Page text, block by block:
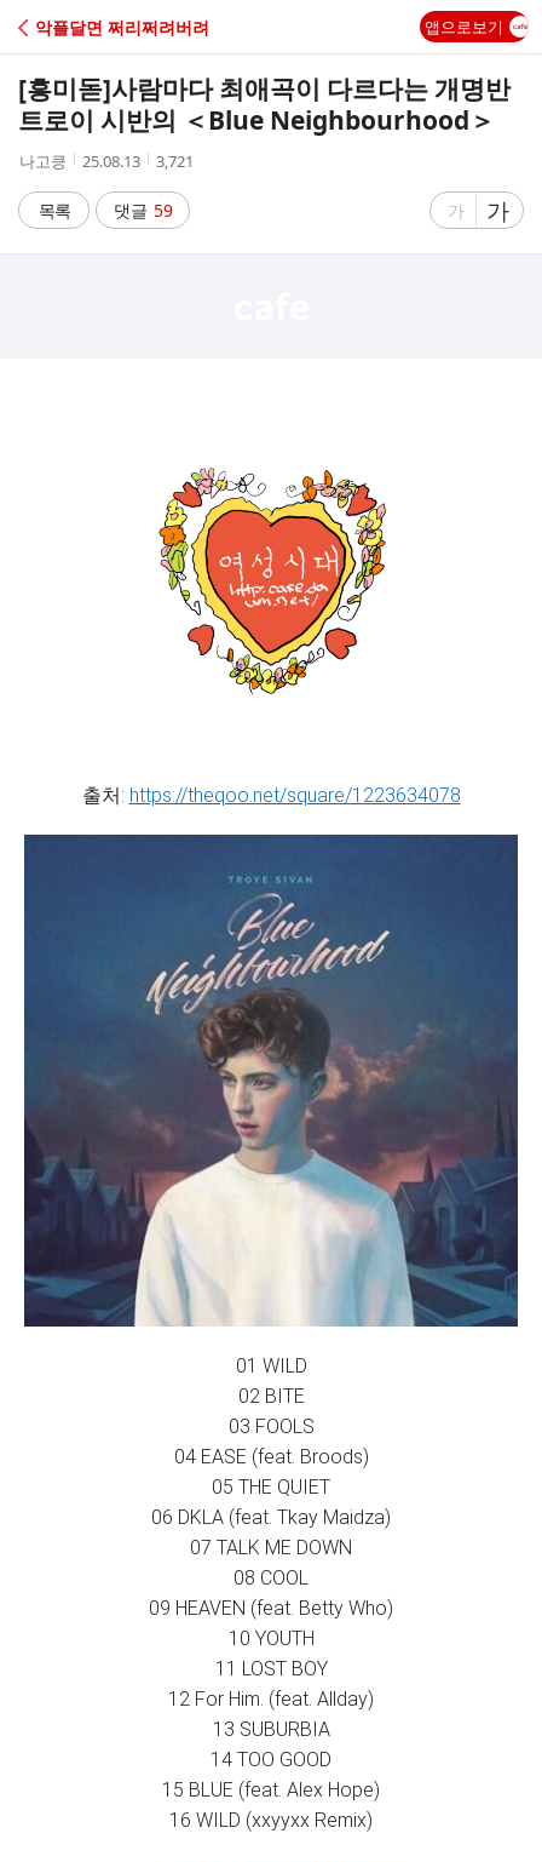
C
A
악플달면 쩌리쩌려버려 앱으로보기
[흥미돋]사람마다 최애곡이 다르다는 개명반
트로이 시반의 ＜Blue Neighbourhood＞
작
자
나고킁
작
시
간
25.08.13
조
수
3,721
목록 댓글 59
글
가
글
자
가
출처: https://theqoo.net/square/1223634078
01 WILD
02 BITE
03 FOOLS
04 EASE (feat. Broods)
05 THE QUIET
06 DKLA (feat. Tkay Maidza)
07 TALK ME DOWN
08 COOL
09 HEAVEN (feat. Betty Who)
10 YOUTH
11 LOST BOY
12 For Him. (feat. Allday)
13 SUBURBIA
14 TOO GOOD
15 BLUE (feat. Alex Hope)
16 WILD (xxyyxx Remix)